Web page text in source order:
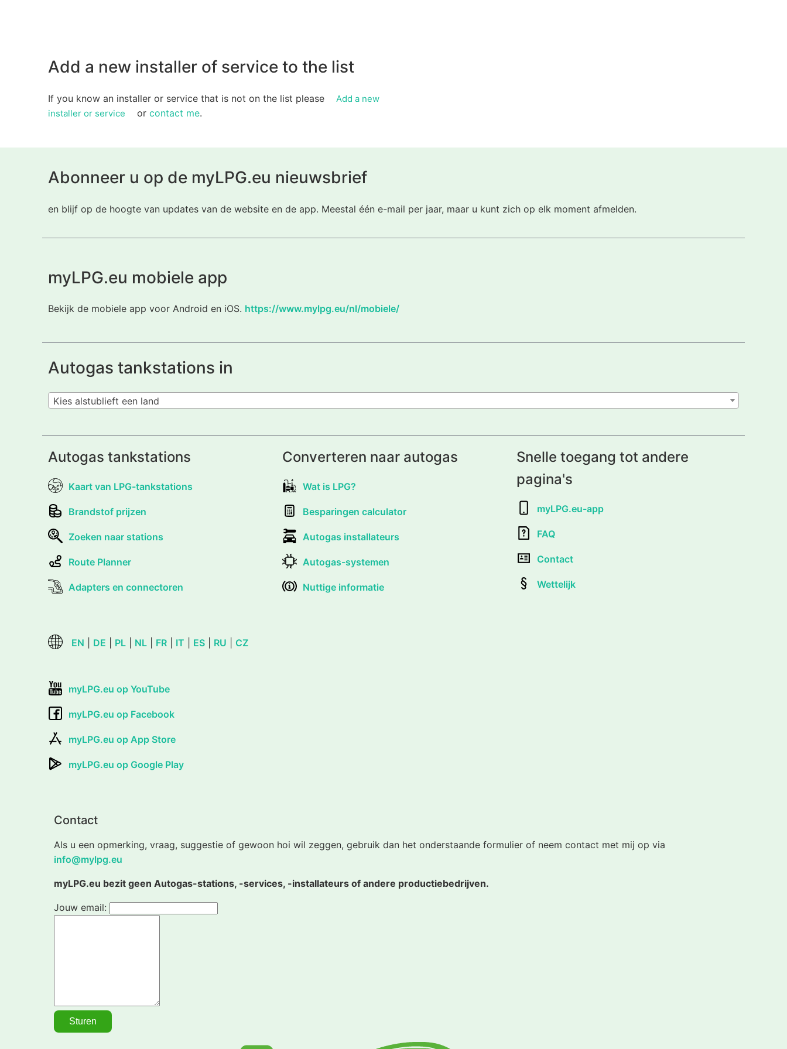
Add a new installer of service to the list
If you know an installer or service that is not on the list please
Add a new
installer or service
or contact me.
Abonneer u op de myLPG.eu nieuwsbrief
en blijf op de hoogte van updates van de website en de app. Meestal één e-mail per jaar, maar u kunt zich op elk moment afmelden.
myLPG.eu mobiele app
Bekijk de mobiele app voor Android en iOS. https://www.mylpg.eu/nl/mobiele/
Autogas tankstations in
Kies alstublieft een land
Autogas tankstations
Kaart van LPG-tankstations
Brandstof prijzen
Zoeken naar stations
Route Planner
Adapters en connectoren
Converteren naar autogas
Wat is LPG?
Besparingen calculator
Autogas installateurs
Autogas-systemen
Nuttige informatie
Snelle toegang tot andere
pagina's
myLPG.eu-app
FAQ
Contact
Wettelijk
EN DE PL NL FR IT ES RU CZ
myLPG.eu op YouTube
myLPG.eu op Facebook
myLPG.eu op App Store
myLPG.eu op Google Play
Contact
Als u een opmerking, vraag, suggestie of gewoon hoi wil zeggen, gebruik dan het onderstaande formulier of neem contact met mij op via
info@mylpg.eu
myLPG.eu bezit geen Autogas-stations, -services, -installateurs of andere productiebedrijven.
Jouw email: